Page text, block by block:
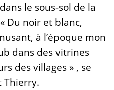
le sous-sol de la
Du noir et blanc,
à l’époque mon
dans des vitrines
des villages » , se
Thierry.